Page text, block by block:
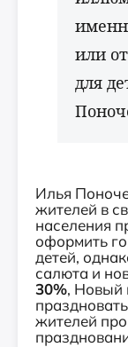
или
для
Илья
жителей в
населения
оформить
детей,
салюта и
30%, Новый
жителей